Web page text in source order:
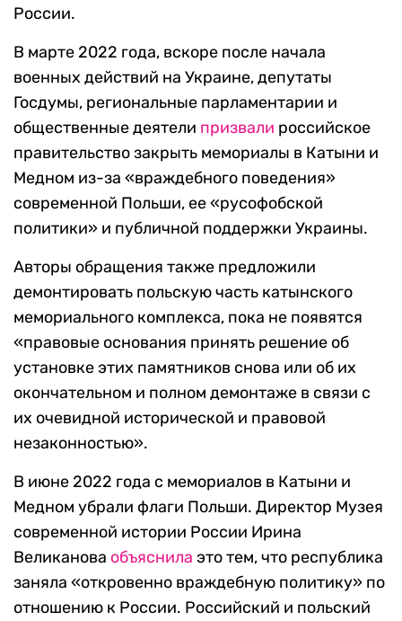
России.
В марте 2022 года, вскоре после начала
военных действий на Украине, депутаты
Госдумы, региональные парламентарии и
общественные деятели призвали российское
правительство закрыть мемориалы в Катыни и
Медном из-за «враждебного поведения»
современной Польши, ее «русофобской
политики» и публичной поддержки Украины.
Авторы обращения также предложили
демонтировать польскую часть катынского
мемориального комплекса, пока не появятся
«правовые основания принять решение об
установке этих памятников снова или об их
окончательном и полном демонтаже в связи с
их очевидной исторической и правовой
незаконностью».
В июне 2022 года с мемориалов в Катыни и
Медном убрали флаги Польши. Директор Музея
современной истории России Ирина
Великанова объяснила это тем, что республика
заняла «откровенно враждебную политику» по
отношению к России. Российский и польский